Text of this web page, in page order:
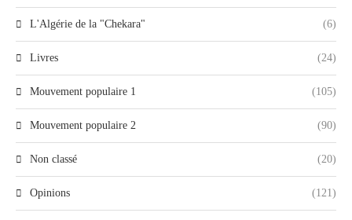
L'Algérie de la "Chekara" (6)
Livres (24)
Mouvement populaire 1 (105)
Mouvement populaire 2 (90)
Non classé (20)
Opinions (121)